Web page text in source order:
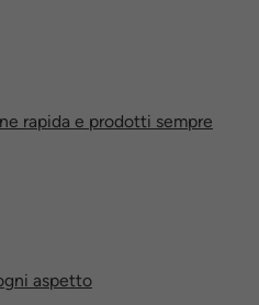
rapida e prodotti sempre
aspetto